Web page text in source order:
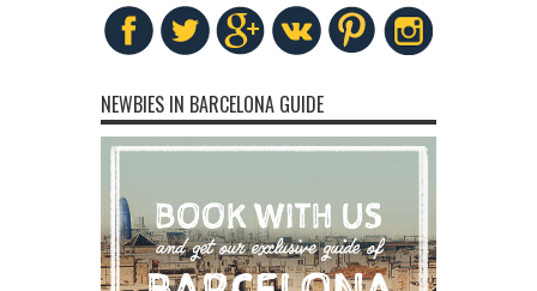
NEWBIES IN BARCELONA GUIDE